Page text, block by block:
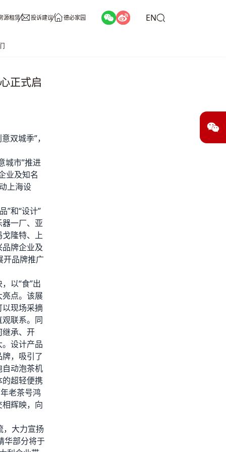
源租赁 投诉建议 德必家园 EN
正式启
双城季”，
城市”推进
业及知名
上海设
”和“设计”
一厂、亚
隆特、上
牌企业及
开品牌推广
以“食”出
点。该展
现场采摘
联系。同
承、开
设计产品
，吸引了
动泡茶机
超轻便携
老茶号鸿
辉映，向
，大力宣扬
华部分将于